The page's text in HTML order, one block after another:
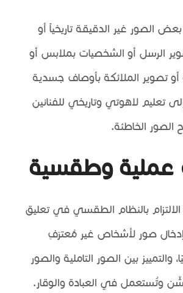
بعض الصور غير الدقيقة تاريخياً أو
الرسل أو الشخصيات بملابس أو
أو تصوير الملائكة بأوصاف جسدية
تعليم لاهوتي وتاريخي للفنانين
الصور الخاطئة.
عملية وطقسية
بالنظام الطقسي في تعليق
إدخال صور لأشخاص غير مُعترَفِ
بين الصور التاملية والصور
وتُستعمل في العبادة والوقار.